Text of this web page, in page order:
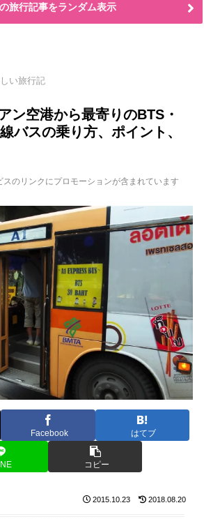
旅行記事をランダム表示
い旅行記
ン空港から最寄りのBTS・
バスの乗り方、ポイント、
のリンクにプロモーションが含まれています
Facebook はてブ
コピー
2015.10.23 2018.08.20